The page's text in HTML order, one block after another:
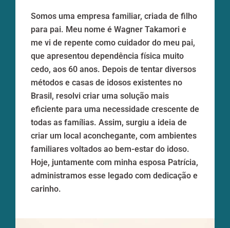
Somos uma empresa familiar, criada de filho
para pai. Meu nome é Wagner Takamori e
me vi de repente como cuidador do meu pai,
que apresentou dependência física muito
cedo, aos 60 anos. Depois de tentar diversos
métodos e casas de idosos existentes no
Brasil, resolvi criar uma solução mais
eficiente para uma necessidade crescente de
todas as famílias. Assim, surgiu a ideia de
criar um local aconchegante, com ambientes
familiares voltados ao bem-estar do idoso.
Hoje, juntamente com minha esposa Patrícia,
administramos esse legado com dedicação e
carinho.